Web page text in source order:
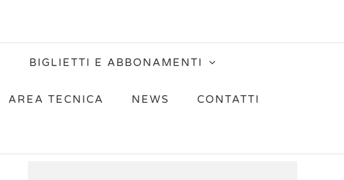
BIGLIETTI E ABBONAMENTI
AREA TECNICA NEWS CONTATTI